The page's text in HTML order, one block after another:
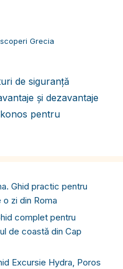
Grecia
de siguranță
și dezavantaje
pentru
Ghid practic pentru
zi din Roma
complet pentru
de coastă din Cap
Excursie Hydra, Poros